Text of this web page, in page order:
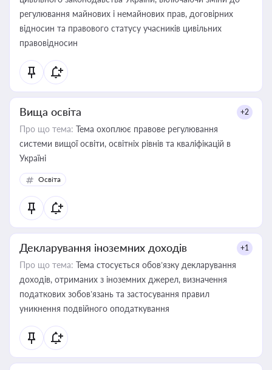
регулювання майнових і немайнових прав, договірних
відносин та правового статусу учасників цивільних
правовідносин
Вища освіта +2
Про що тема: Тема охоплює правове регулювання
системи вищої освіти, освітніх рівнів та кваліфікацій в
Україні
Освіта
Декларування іноземних доходів +1
Про що тема: Тема стосується обов’язку декларування
доходів, отриманих з іноземних джерел, визначення
податкових зобов’язань та застосування правил
уникнення подвійного оподаткування